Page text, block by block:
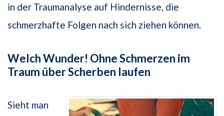
in der Traumanalyse auf Hindernisse, die
schmerzhafte Folgen nach sich ziehen können.
Welch Wunder! Ohne Schmerzen im
Traum über Scherben laufen
Sieht man